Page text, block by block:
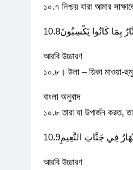
১০.৭ নিশ্চয় যারা আমার
بِمَا كَانُوا يَكْسِبُونَ10.8
আরবি উচ্চারণ
১০.৮। উলা – য়িকা মাওয়া-
বাংলা অনুবাদ
১০.৮ তারা যা উপার্জন করত,
فِي جَنَّاتِ النَّعِيمِ10.9
আরবি উচ্চারণ